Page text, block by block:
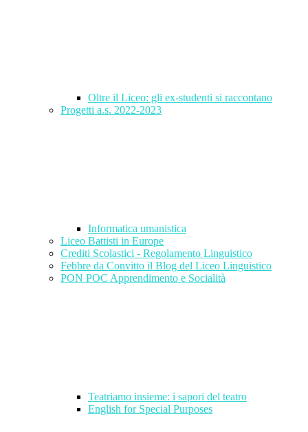
Oltre il Liceo: gli ex-studenti si raccontano
Progetti a.s. 2022-2023
Informatica umanistica
Liceo Battisti in Europe
Crediti Scolastici - Regolamento Linguistico
Febbre da Convitto il Blog del Liceo Linguistico
PON POC Apprendimento e Socialità
Teatriamo insieme: i sapori del teatro
English for Special Purposes